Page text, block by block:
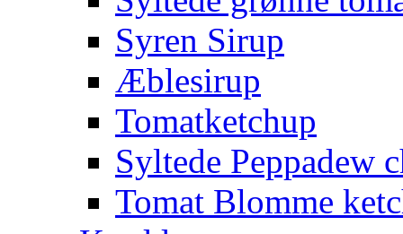
Syren Sirup
Æblesirup
Tomatketchup
Syltede Peppadew
Tomat Blomme